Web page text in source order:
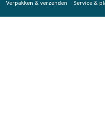
Verpakken & verzenden Service &
Afbeeldingen